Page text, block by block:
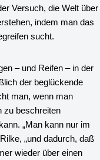
Versuch, die Welt über
indem man das
sucht.
– und Reifen – in der
der beglückende
man, wenn man
zu beschreiten
„Man kann nur im
„und dadurch, daß
wieder über einen